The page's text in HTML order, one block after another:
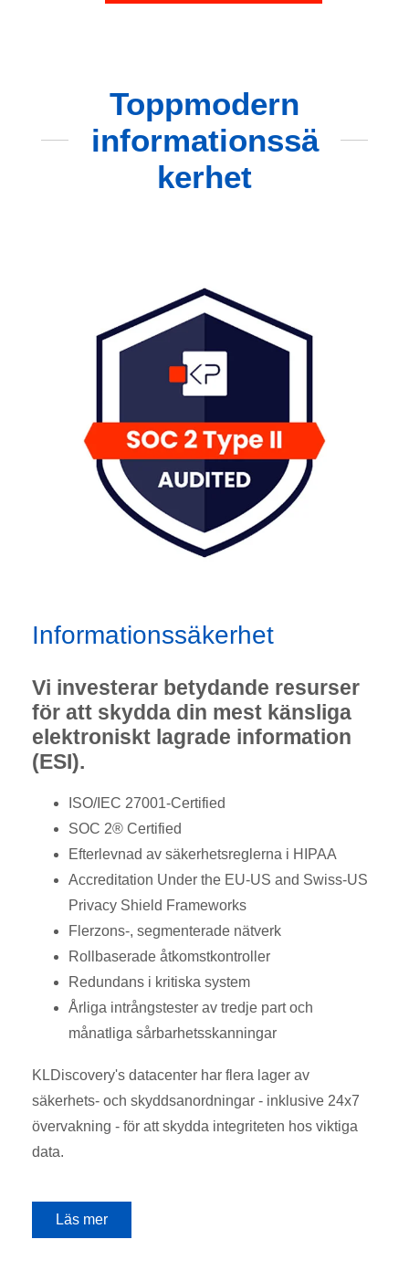
Toppmodern
informationssä
kerhet
Informationssäkerhet
Vi investerar betydande resurser
för att skydda din mest känsliga
elektroniskt lagrade information
(ESI).
ISO/IEC 27001-Certified
SOC 2® Certified
Efterlevnad av säkerhetsreglerna i HIPAA
Accreditation Under the EU-US and Swiss-US
Privacy Shield Frameworks
Flerzons-, segmenterade nätverk
Rollbaserade åtkomstkontroller
Redundans i kritiska system
Årliga intrångstester av tredje part och
månatliga sårbarhetsskanningar
KLDiscovery's datacenter har flera lager av
säkerhets- och skyddsanordningar - inklusive 24x7
övervakning - för att skydda integriteten hos viktiga
data.
Läs mer